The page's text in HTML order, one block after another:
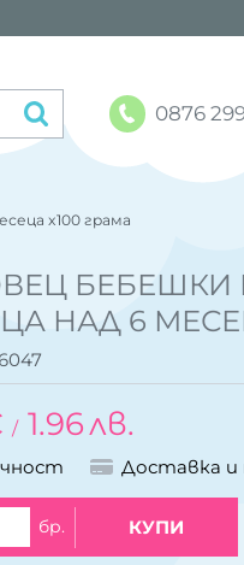
0876
x100 грама
БЕБЕШКИ
НАД 6
/ 1.96лв.
Доставка и
бр. КУПИ